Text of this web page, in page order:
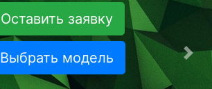
Оставить заявку
Выбрать модель